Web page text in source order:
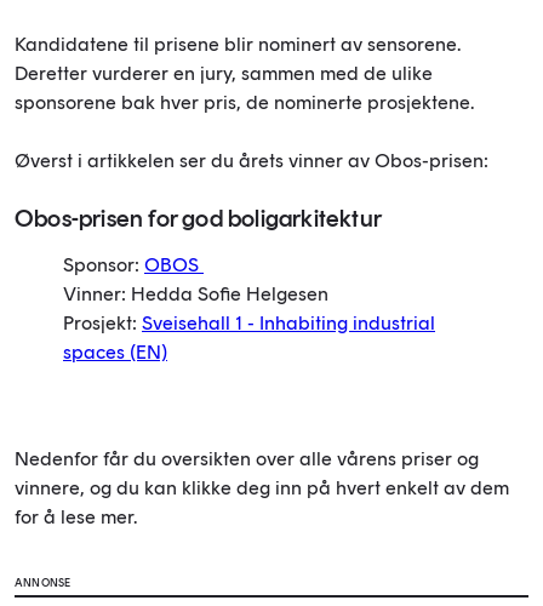
Kandidatene til prisene blir nominert av sensorene.
Deretter vurderer en jury, sammen med de ulike
sponsorene bak hver pris, de nominerte prosjektene.
Øverst i artikkelen ser du årets vinner av Obos-prisen:
Obos-prisen for god boligarkitektur
Sponsor: OBOS
Vinner: Hedda Sofie Helgesen
Prosjekt: Sveisehall 1 - Inhabiting industrial
spaces (EN)
Nedenfor får du oversikten over alle vårens priser og
vinnere, og du kan klikke deg inn på hvert enkelt av dem
for å lese mer.
ANNONSE